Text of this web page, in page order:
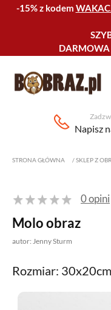
-15% z kodem
DARMOWA
Napisz
STRONA GŁÓWNA /SKLEP Z
0 opini
Molo obraz
autor: Jenny Sturm
Rozmiar: 30x20cm